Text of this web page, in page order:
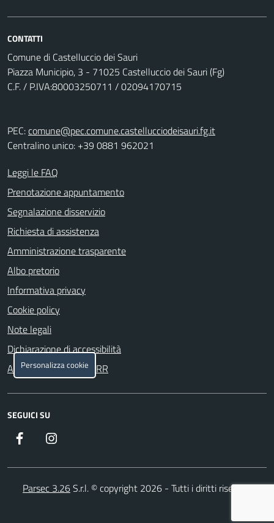
CONTATTI
Comune di Castelluccio dei Sauri
Piazza Municipio, 3 - 71025 Castelluccio dei Sauri (Fg)
C.F. / P.IVA:80003250711 / 02094170715
PEC:comune@pec.comune.castellucciodeisauri.fg.it
Centralino unico: +39 0881 962021
Leggi le FAQ
Prenotazione appuntamento
Segnalazione disservizio
Richiesta di assistenza
Amministrazione trasparente
Albo pretorio
Informativa privacy
Cookie policy
Note legali
Dichiarazione di accessibilità
Attuazione misure PNRR
SEGUICI SU
Facebook
Parsec 3.26S.r.l. © copyright 2026 - Tutti i diritti riservati
Personalizza cookie